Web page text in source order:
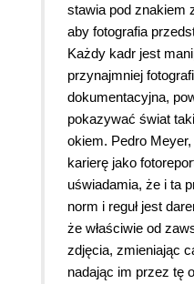
stawia pod znakiem
aby fotografia
Każdy kadr jest
przynajmniej
dokumentacyjna,
pokazywać świat
okiem. Pedro
karierę jako
uświadamia, że i ta
norm i reguł jest
że właściwie od
zdjęcia, zmieniając
nadając im przez tę